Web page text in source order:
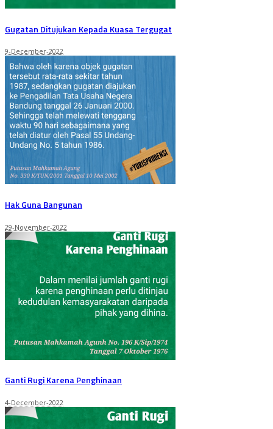
Gugatan Ditujukan Kepada Kuasa Tergugat
9-December-2022
Hak Guna Bangunan
29-November-2022
Ganti Rugi Karena Penghinaan
4-December-2022